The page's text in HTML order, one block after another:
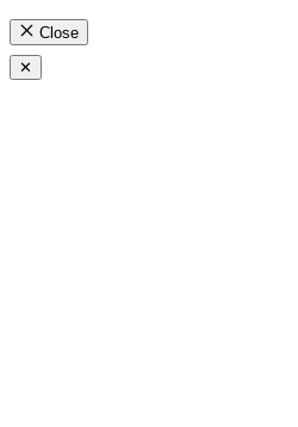
Close
✕